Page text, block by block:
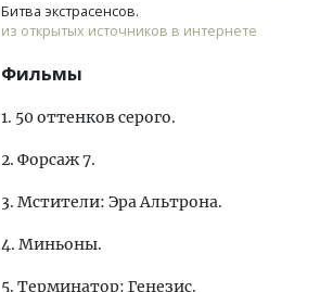
Битва экстрасенсов.
из открытых источников в интернете
Фильмы
1. 50 оттенков серого.
2. Форсаж 7.
3. Мстители: Эра Альтрона.
4. Миньоны.
5. Терминатор: Генезис.